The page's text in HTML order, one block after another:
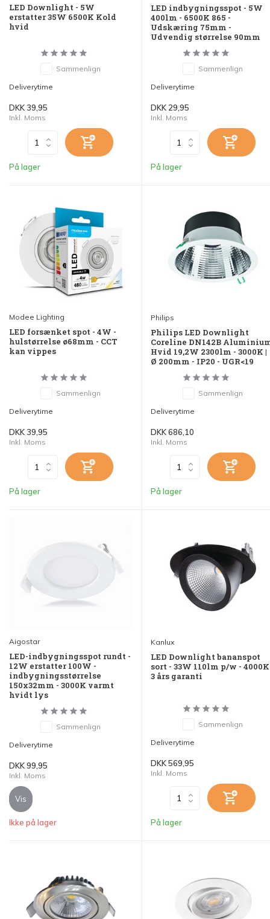
LED Downlight - 5W
erstatter 35W 6500K Kold
hvid
Sammenlign
Deliverytime
DKK 39,95
Inkl. Moms
På lager
LED indbygningsspot - 5W
400lm - 6500K 865 -
Udskæring 75mm -
Udvendig størrelse 90mm
Sammenlign
Deliverytime
DKK 29,95
Inkl. Moms
På lager
Modee Lighting
LED forsænket spot - 4W -
hulstørrelse ø68mm - CCT
kan vippes
Sammenlign
Deliverytime
DKK 39,95
Inkl. Moms
På lager
Philips
Philips LED Downlight
Coreline DN142B
Hvid 19,2W 2300lm - 3000K |
Ø 200mm - IP20 - UGR<19
Sammenlign
Deliverytime
DKK 686,10
Inkl. Moms
På lager
Aigostar
LED-indbygningsspot rundt -
12W erstatter 100W -
indbygningsstørrelse
150x32mm - 3000K varmt
hvidt lys
Sammenlign
Deliverytime
DKK 99,95
Inkl. Moms
Vis
Ikke på lager
Kanlux
LED Downlight bananspot
sort - 33W 110lm p/w -
3 års garanti
Sammenlign
Deliverytime
DKK 569,95
Inkl. Moms
På lager